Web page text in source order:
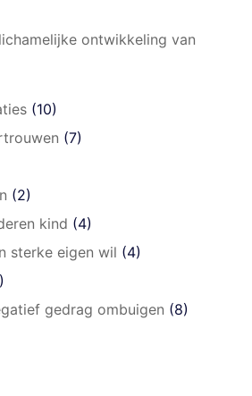
ontwikkeling van
(10)
(7)
(2)
kind (4)
sterke eigen wil (4)
gedrag ombuigen (8)